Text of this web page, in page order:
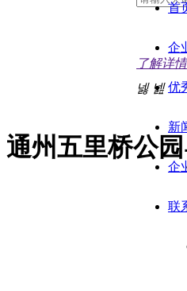
首
企
优
新
企
联
了解详情
넳 넲
通州五里桥公